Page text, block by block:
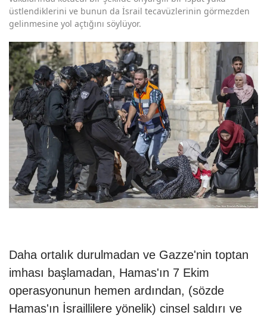
üstlendiklerini ve bunun da İsrail tecavüzlerinin görmezden
gelinmesine yol açtığını söylüyor.
Daha ortalık durulmadan ve Gazze'nin toptan
imhası başlamadan, Hamas'ın 7 Ekim
operasyonunun hemen ardından, (sözde
Hamas'ın İsraillilere yönelik) cinsel saldırı ve